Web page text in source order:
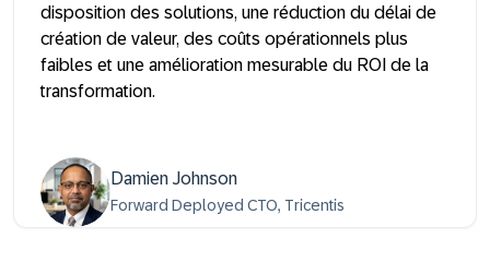
disposition des solutions, une réduction du délai de
création de valeur, des coûts opérationnels plus
faibles et une amélioration mesurable du ROI de la
transformation.
Damien Johnson
Forward Deployed CTO, Tricentis